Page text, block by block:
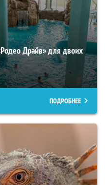
Драйв» для двоих
ПОДРОБНЕЕ